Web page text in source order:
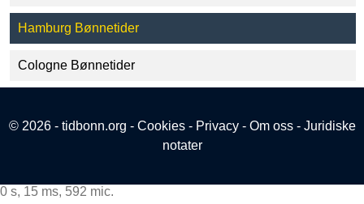
Hamburg Bønnetider
Cologne Bønnetider
© 2026 - tidbonn.org - Cookies- Privacy- Om oss- Juridiske
notater
0 s, 15 ms, 592 mic.